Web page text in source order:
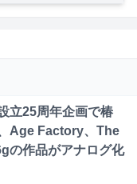
立25周年企画で椿
Age Factory、The
の作品がアナログ化